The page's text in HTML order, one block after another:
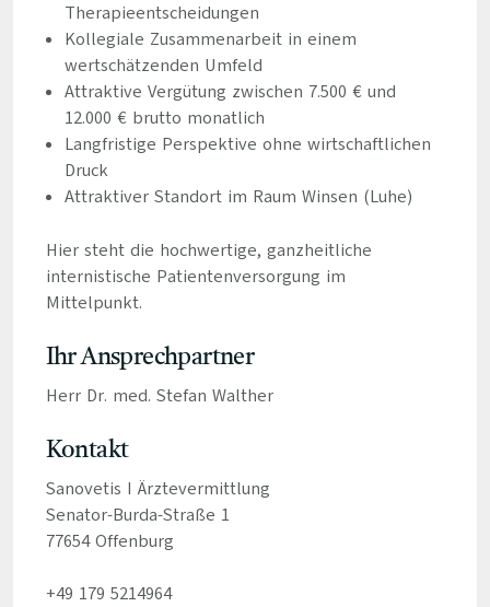
Therapieentscheidungen
Kollegiale Zusammenarbeit in einem
wertschätzenden Umfeld
Attraktive Vergütung zwischen 7.500 € und
12.000 € brutto monatlich
Langfristige Perspektive ohne wirtschaftlichen
Druck
Attraktiver Standort im Raum Winsen (Luhe)
Hier steht die hochwertige, ganzheitliche
internistische Patientenversorgung im
Mittelpunkt.
Ihr Ansprechpartner
Herr Dr. med. Stefan Walther
Kontakt
Sanovetis I Ärztevermittlung
Senator-Burda-Straße 1
77654 Offenburg
+49 179 5214964